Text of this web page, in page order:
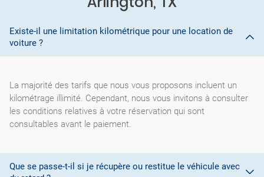
Existe-il une limitation kilométrique pour une location de
voiture ?
La majorité des tarifs que nous vous proposons incluent un
kilométrage illimité. Cependant, nous vous invitons à consulter
les conditions relatives à votre réservation qui sont
consultables avant le paiement.
Que se passe-t-il si je récupère ou restitue le véhicule avec